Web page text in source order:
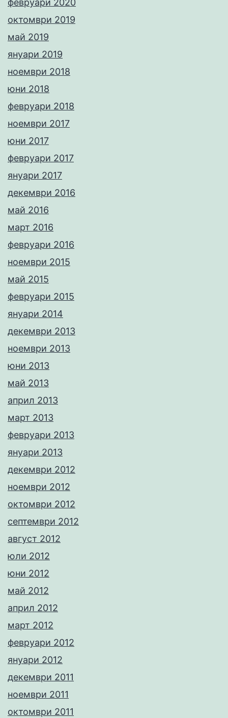
февруари 2020
октомври 2019
май 2019
януари 2019
ноември 2018
юни 2018
февруари 2018
ноември 2017
юни 2017
февруари 2017
януари 2017
декември 2016
май 2016
март 2016
февруари 2016
ноември 2015
май 2015
февруари 2015
януари 2014
декември 2013
ноември 2013
юни 2013
май 2013
април 2013
март 2013
февруари 2013
януари 2013
декември 2012
ноември 2012
октомври 2012
септември 2012
август 2012
юли 2012
юни 2012
май 2012
април 2012
март 2012
февруари 2012
януари 2012
декември 2011
ноември 2011
октомври 2011